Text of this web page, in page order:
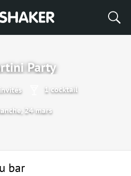
Party
1 cocktail
24 mars
bar